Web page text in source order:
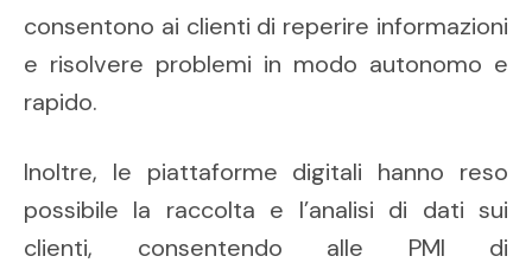
consentono ai clienti di reperire informazioni
e risolvere problemi in modo autonomo e
rapido.
Inoltre, le piattaforme digitali hanno reso
possibile la raccolta e l’analisi di dati sui
clienti, consentendo alle PMI di